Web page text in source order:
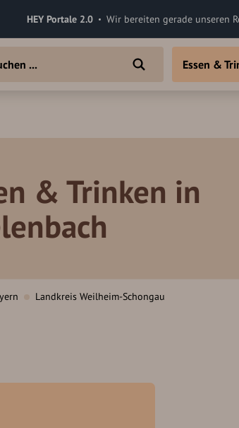
HEY Portale 2.0 Wir bereiten gerade unseren
Essen &
& Trinken in
Landkreis Weilheim-Schongau